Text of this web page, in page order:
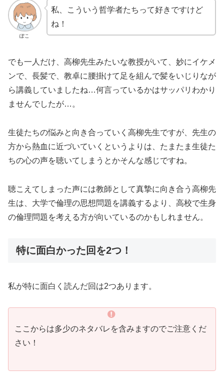
ぽこ
私、こういう哲学者たちって好きですけど
ね！
でも一人だけ、高柳先生みたいな教授がいて、妙にイケメ
ンで、長髪で、教卓に腰掛けて足を組んで髪をいじりなが
ら講義していましたね…何言っているかはサッパリわかり
ませんでしたが…。
生徒たちの悩みと向き合っていく高柳先生ですが、先生の
方から熱血に近づいていくというよりは、たまたま生徒た
ちの心の声を聴いてしまうとかそんな感じですね。
聴こえてしまった声には教師として真摯に向き合う高柳先
生は、大学で倫理の思想問題を講義するより、高校で生身
の倫理問題を考える方が向いているのかもしれません。
特に面白かった回を2つ！
私が特に面白く読んだ回は2つあります。
ここからは多少のネタバレを含みますのでご注意くだ
さい！